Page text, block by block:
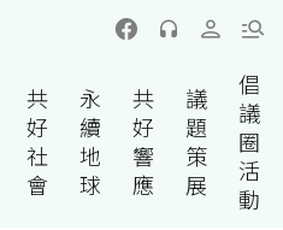
共
好
社
會
永
續
地
球
共
好
響
應
議
題
策
展
倡
議
圈
活
動